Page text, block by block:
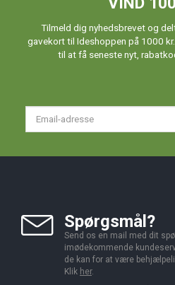
Tilmeld dig nyhedsbrevet og
gavekort til Ideshoppen på 1000
til at få seneste nyt,
Spørgsmål?
Send os en mail med dit
imødekommende
de kan for at være
Klik her.